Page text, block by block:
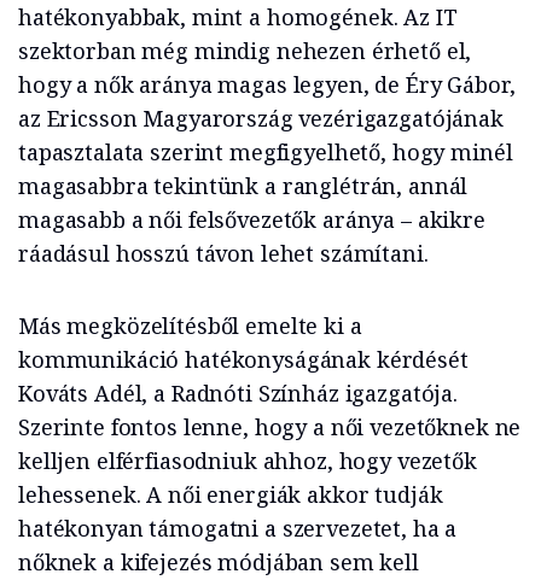
hatékonyabbak, mint a homogének. Az IT
szektorban még mindig nehezen érhető el,
hogy a nők aránya magas legyen, de Éry Gábor,
az Ericsson Magyarország vezérigazgatójának
tapasztalata szerint megfigyelhető, hogy minél
magasabbra tekintünk a ranglétrán, annál
magasabb a női felsővezetők aránya – akikre
ráadásul hosszú távon lehet számítani.
Más megközelítésből emelte ki a
kommunikáció hatékonyságának kérdését
Kováts Adél, a Radnóti Színház igazgatója.
Szerinte fontos lenne, hogy a női vezetőknek ne
kelljen elférfiasodniuk ahhoz, hogy vezetők
lehessenek. A női energiák akkor tudják
hatékonyan támogatni a szervezetet, ha a
nőknek a kifejezés módjában sem kell